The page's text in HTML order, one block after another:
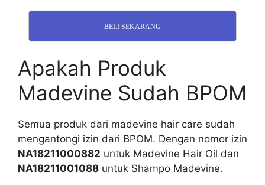
BELI SEKARANG
Apakah Produk
Madevine Sudah BPOM
Semua produk dari madevine hair care sudah
mengantongi izin dari BPOM. Dengan nomor izin
NA18211000882 untuk Madevine Hair Oil dan
NA18211001088 untuk Shampo Madevine.